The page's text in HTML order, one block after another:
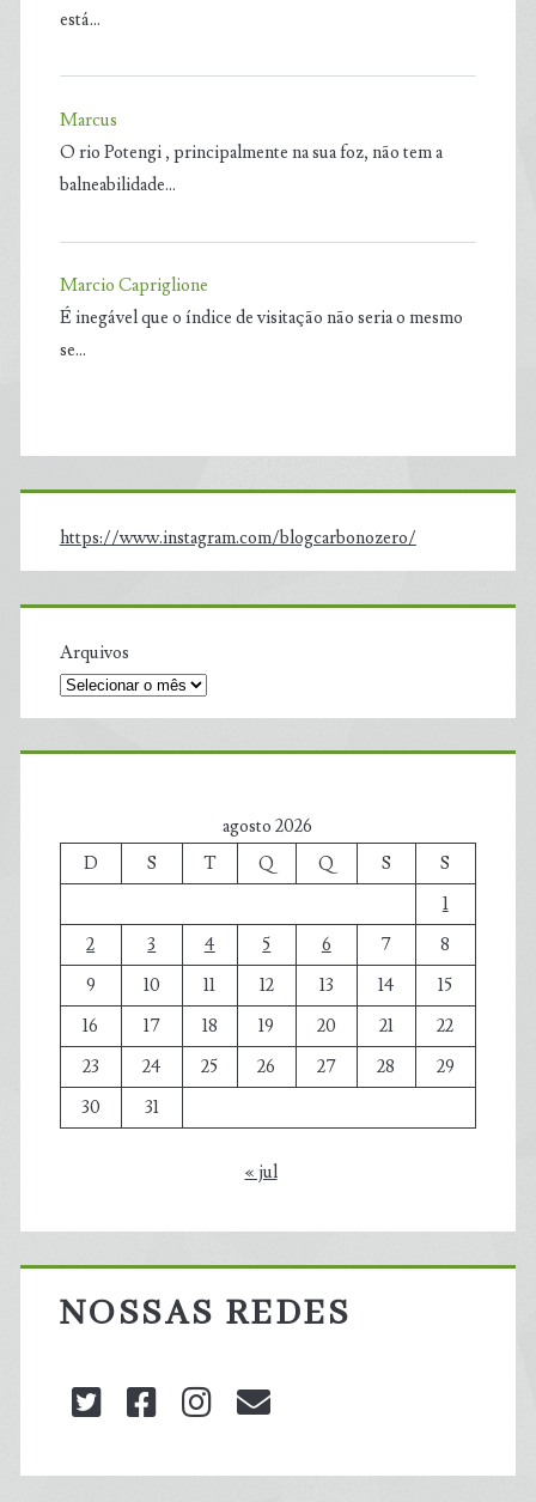
está…
Marcus
O rio Potengi , principalmente na sua foz, não tem a
balneabilidade…
Marcio Capriglione
É inegável que o índice de visitação não seria o mesmo
se…
https://www.instagram.com/blogcarbonozero/
Arquivos
agosto 2026
D
S T Q Q S
S
1
2
3 4 5 6 7
8
9
10 11 12 13 14
15
16
17 18 19 20 21
22
23
24 25 26 27 28
29
30
31
« jul
NOSSAS REDES
twitterfacebookinstagram